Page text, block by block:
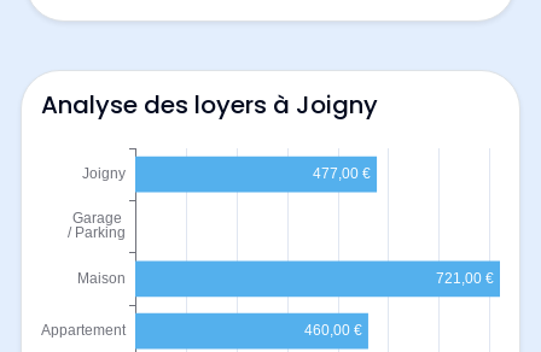
Analyse des loyers à Joigny